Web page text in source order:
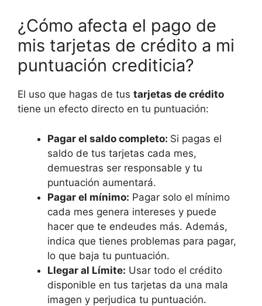
¿Cómo afecta el pago de
mis tarjetas de crédito a mi
puntuación crediticia?
El uso que hagas de tus tarjetas de crédito
tiene un efecto directo en tu puntuación:
Pagar el saldo completo: Si pagas el
saldo de tus tarjetas cada mes,
demuestras ser responsable y tu
puntuación aumentará.
Pagar el mínimo: Pagar solo el mínimo
cada mes genera intereses y puede
hacer que te endeudes más. Además,
indica que tienes problemas para pagar,
lo que baja tu puntuación.
Llegar al Límite: Usar todo el crédito
disponible en tus tarjetas da una mala
imagen y perjudica tu puntuación.